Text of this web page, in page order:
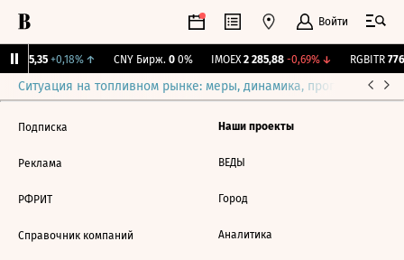
Войти
115,35 +0,18%↑ CNY Бирж. 0 0% IMOEX 2 285,88 -0,69%↓ RGBITR
Ситуация на топливном рынке: меры, динамика, прогнозы
Подписка
Реклама
РФРИТ
Справочник компаний
Наши проекты
ВЕДЫ
Город
Аналитика